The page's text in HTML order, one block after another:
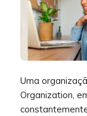
Uma
Organization,